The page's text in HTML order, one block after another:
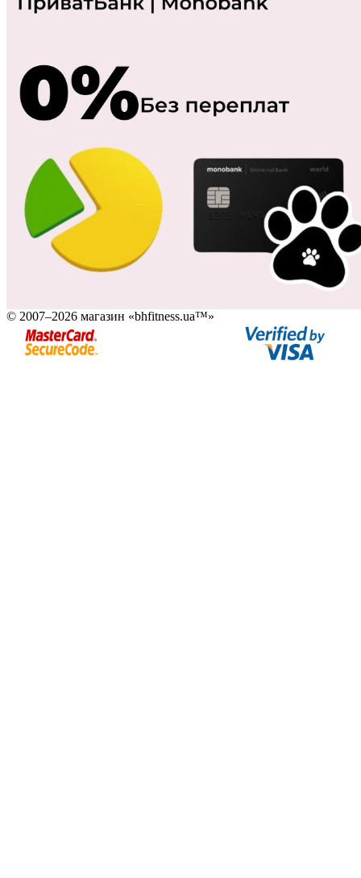
© 2007–2026 магазин «bhfitness.ua™»